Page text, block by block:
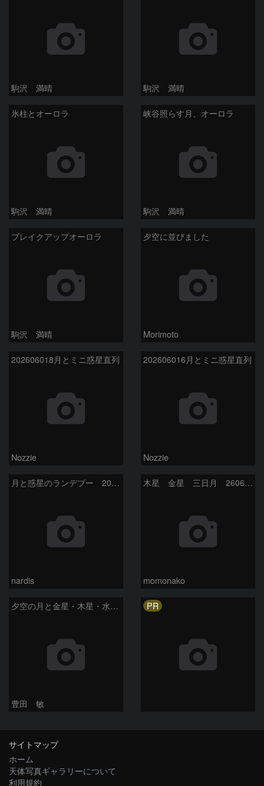
駒沢 満晴 駒沢 満晴
氷柱とオーロラ
駒沢 満晴
峡谷照らす月、オーロラ
駒沢 満晴
ブレイクアップオーロラ
駒沢 満晴
夕空に並びました
Morimoto
202606018月とミニ惑星直列
Nozzie
202606016月とミニ惑星直列
Nozzie
月と惑星のランデブー 2026/06/19
nardis
木星 金星 三日月 260618
momonako
夕空の月と金星・木星・水星の接近 2026/6/18
豊田 敏
PR
サイトマップ
ホーム
天体写真ギャラリーについて
利用規約